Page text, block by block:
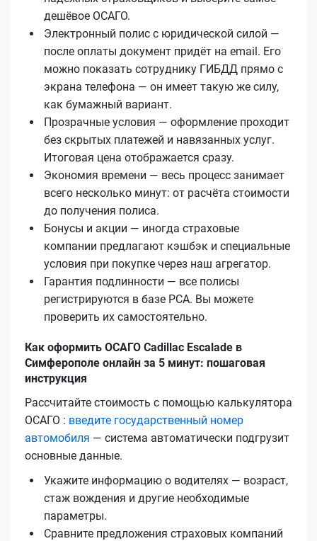
дешёвое ОСАГО.
Электронный полис с юридической силой —
после оплаты документ придёт на email. Его
можно показать сотруднику ГИБДД прямо с
экрана телефона — он имеет такую же силу,
как бумажный вариант.
Прозрачные условия — оформление проходит
без скрытых платежей и навязанных услуг.
Итоговая цена отображается сразу.
Экономия времени — весь процесс занимает
всего несколько минут: от расчёта стоимости
до получения полиса.
Бонусы и акции — иногда страховые
компании предлагают кэшбэк и специальные
условия при покупке через наш агрегатор.
Гарантия подлинности — все полисы
регистрируются в базе РСА. Вы можете
проверить их самостоятельно.
Как оформить ОСАГО Cadillac Escalade в
Симферополе онлайн за 5 минут: пошаговая
инструкция
Рассчитайте стоимость с помощью калькулятора
ОСАГО : введите государственный номер
автомобиля — система автоматически подгрузит
основные данные.
Укажите информацию о водителях — возраст,
стаж вождения и другие необходимые
параметры.
Сравните предложения страховых компаний